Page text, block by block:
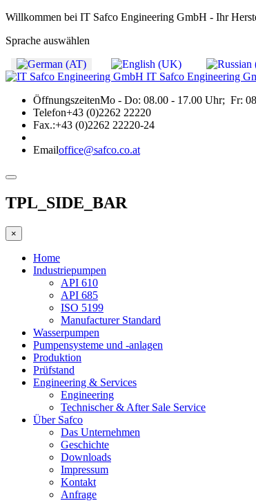
Willkommen bei IT Safco Engineering GmbH - Ihr
Sprache auswählen
IT Safco Engineering
ÖffnungszeitenMo - Do: 08.00 - 17.00 Uhr; Fr:
Telefon+43 (0)2262 22220
Fax.:+43 (0)2262 22220-24
Emailoffice@safco.co.at
TPL_SIDE_BAR
×
Home
Industriepumpen
API 610
API 685
ISO 5199
Manufacturer Standard
Wasserpumpen
Pumpensysteme und -anlagen
Produktion
Prüfstand
Engineering & Services
Engineering
Technischer & After Sale Service
Über Safco
Das Unternehmen
Geschichte
Downloads
Impressum
Kontakt
Anfrage